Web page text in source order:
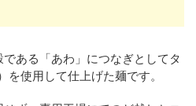
ある「あわ」につなぎとしてタ
を使用して仕上げた麺です。